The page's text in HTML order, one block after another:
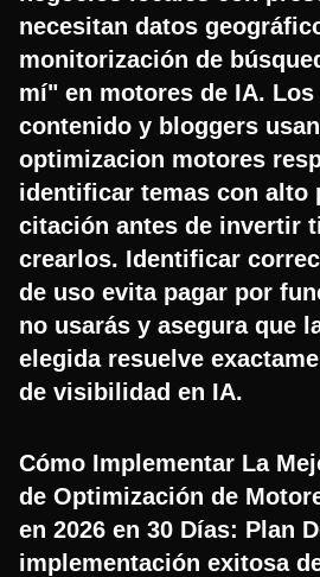
necesitan datos
monitorización de
mí" en motores de IA.
contenido y bloggers
optimizacion motores
identificar temas con alto
citación antes de invertir
crearlos. Identificar
de uso evita pagar por
no usarás y asegura que
elegida resuelve
de visibilidad en IA.
Cómo Implementar La
de Optimización de
en 2026 en 30 Días: Plan
implementación exitosa